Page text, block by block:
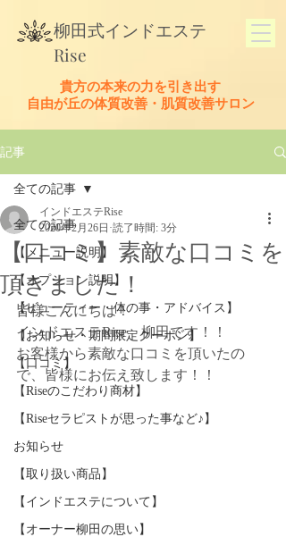
貴方の本来の力を引き出す
​自由が丘の体質改善・肌質改善サロン
​柳田式インドエステ
Rise
記事
全ての記事
【メニュー説明】
【オプション説明】
【ビューティー・体の事・アドバイス】
【お知らせ・期間限定クーポン】
【口コミ】
【Riseのこだわり商材】
【Riseセラピストが思った事など♪】
お知らせ
【取り扱い商品】
【インドエステについて】
【オーナー柳田の思い】
全ての記事
【口コミ】素敵な口コミを
頂きました！
インドエステRise
2020年2月26日 読了時間: 3分
皆様こんにちは！
インドエステRise　柳田です！！
お客様から素敵な口コミを頂いたの
で、皆様にお伝え致します！！